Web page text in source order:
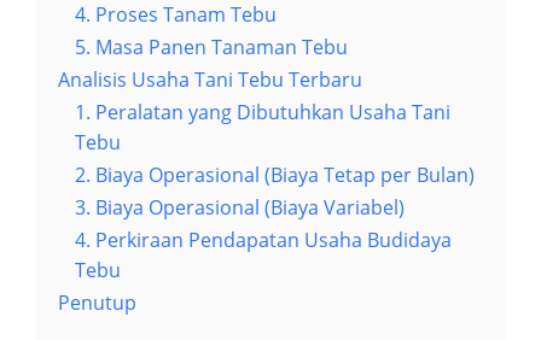
4. Proses Tanam Tebu
5. Masa Panen Tanaman Tebu
Analisis Usaha Tani Tebu Terbaru
1. Peralatan yang Dibutuhkan Usaha Tani
Tebu
2. Biaya Operasional (Biaya Tetap per Bulan)
3. Biaya Operasional (Biaya Variabel)
4. Perkiraan Pendapatan Usaha Budidaya
Tebu
Penutup